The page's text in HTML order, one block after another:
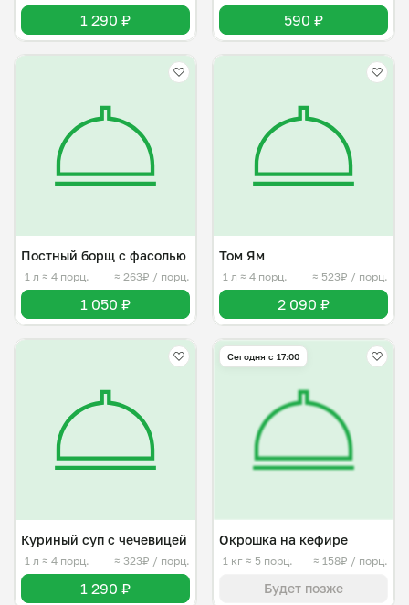
1 290 ₽ 590 ₽
Постный борщ с фасолью
1 л ≈ 4 порц. ≈ 263₽ / порц.
1 050 ₽
Том Ям
1 л ≈ 4 порц. ≈ 523₽ / порц.
2 090 ₽
Куриный суп с чечевицей
1 л ≈ 4 порц. ≈ 323₽ / порц.
1 290 ₽
Сегодня с 17:00
Окрошка на кефире
1 кг ≈ 5 порц. ≈ 158₽ / порц.
Будет позже